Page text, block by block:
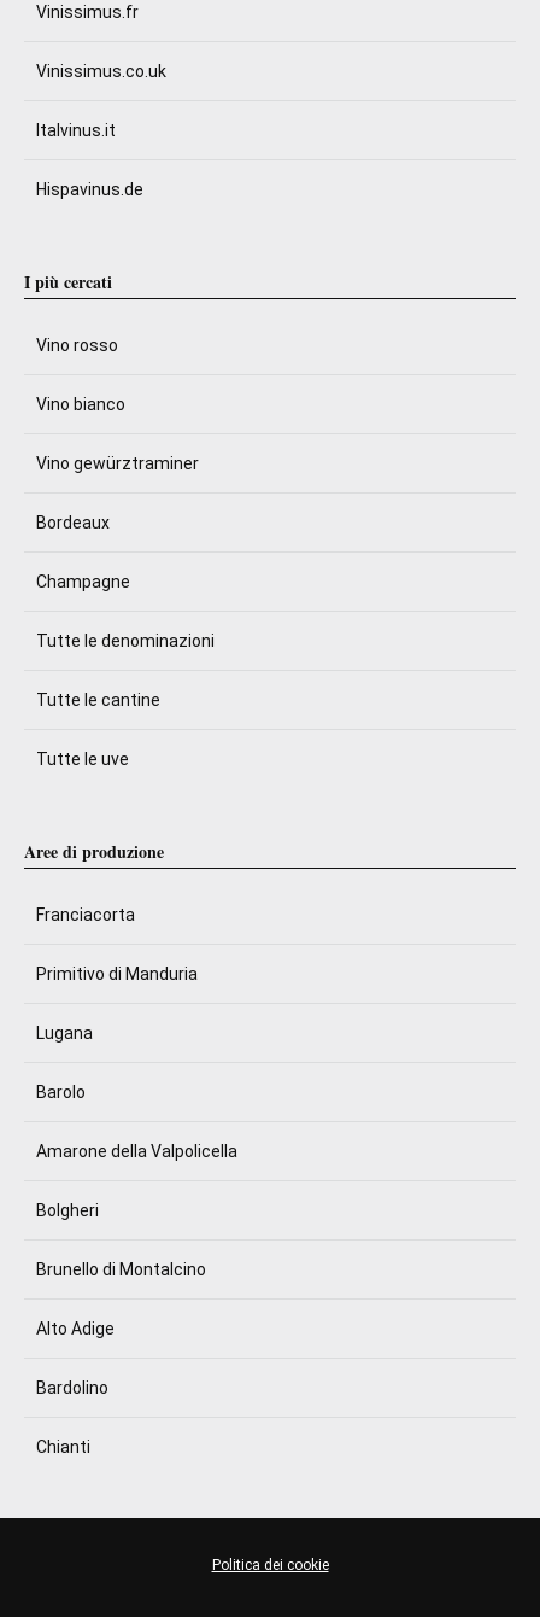
Vinissimus.fr
Vinissimus.co.uk
Italvinus.it
Hispavinus.de
I più cercati
Vino rosso
Vino bianco
Vino gewürztraminer
Bordeaux
Champagne
Tutte le denominazioni
Tutte le cantine
Tutte le uve
Aree di produzione
Franciacorta
Primitivo di Manduria
Lugana
Barolo
Amarone della Valpolicella
Bolgheri
Brunello di Montalcino
Alto Adige
Bardolino
Chianti
Politica dei cookie